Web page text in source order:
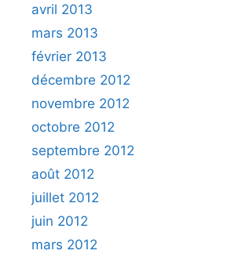
avril 2013
mars 2013
février 2013
décembre 2012
novembre 2012
octobre 2012
septembre 2012
août 2012
juillet 2012
juin 2012
mars 2012